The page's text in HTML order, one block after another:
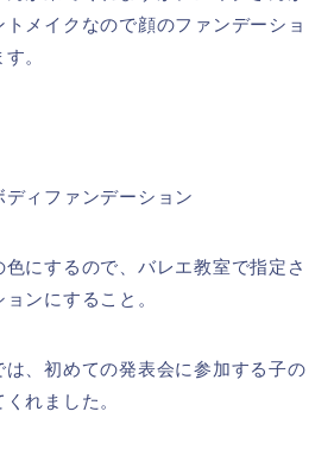
メイクなので顔のファンデーショ
。
ィファンデーション
にするので、バレエ教室で指定さ
ンにすること。
、初めての発表会に参加する子の
れました。